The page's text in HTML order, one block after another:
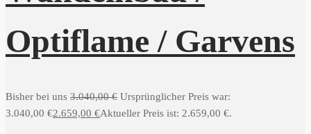
Optiflame / Garvens
Bisher bei uns 3.040,00€ Ursprünglicher Preis war:
3.040,00 €2.659,00 €Aktueller Preis ist: 2.659,00 €.